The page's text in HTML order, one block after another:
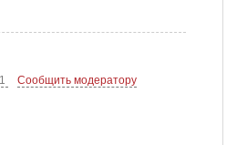
Сообщить модератору